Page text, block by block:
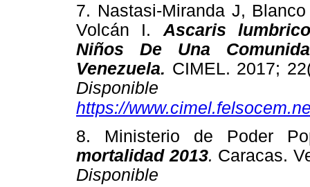
7. Nastasi-Miranda J,
Volcán I.
Ascaris
Niños De Una
Venezuela. CIMEL. 2017;
https://
8. Ministerio de Poder
mortalidad 2013. Caracas.